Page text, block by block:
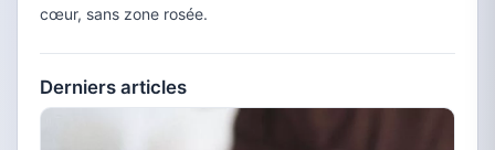
cœur, sans zone rosée.
Derniers articles